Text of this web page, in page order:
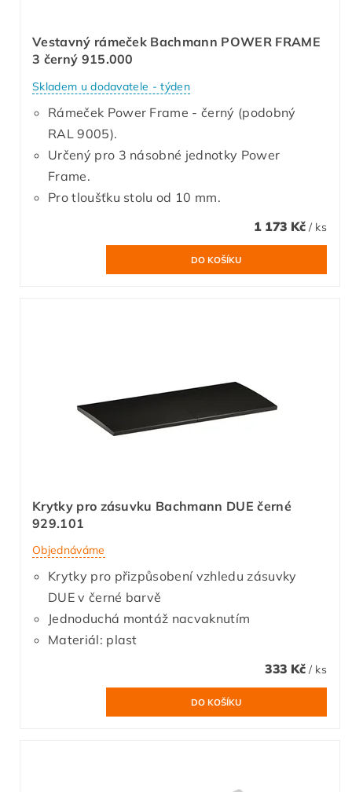
Vestavný rámeček Bachmann POWER FRAME
3 černý 915.000
Skladem u dodavatele - týden
Rámeček Power Frame - černý (podobný
RAL 9005).
Určený pro 3 násobné jednotky Power
Frame.
Pro tloušťku stolu od 10 mm.
1 173 Kč / ks
Krytky pro zásuvku Bachmann DUE černé
929.101
Objednáváme
Krytky pro přizpůsobení vzhledu zásuvky
DUE v černé barvě
Jednoduchá montáž nacvaknutím
Materiál: plast
333 Kč / ks